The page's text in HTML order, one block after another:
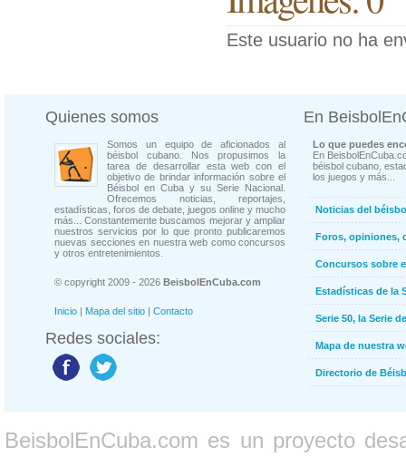
Este usuario no ha
Quienes somos
Somos un equipo de aficionados al
béisbol cubano. Nos propusimos la
tarea de desarrollar esta web con el
objetivo de brindar información sobre el
Béisbol en Cuba y su Serie Nacional.
Ofrecemos noticias, reportajes,
estadísticas, foros de debate, juegos online y mucho
más... Constantemente buscamos mejorar y ampliar
nuestros servicios por lo que pronto publicaremos
nuevas secciones en nuestra web como concursos
y otros entretenimientos.
© copyright 2009 - 2026 BeisbolEnCuba.com
Inicio | Mapa del sitio | Contacto
Redes sociales:
En
Lo que puedes
En
béisbol cubano,
los juegos y más...
Noticias del
Foros, opiniones,
Concursos sobre
Estadísticas de la
Serie 50, la Serie
Mapa de nuestra
Directorio de
BeisbolEnCuba.com es un proyecto